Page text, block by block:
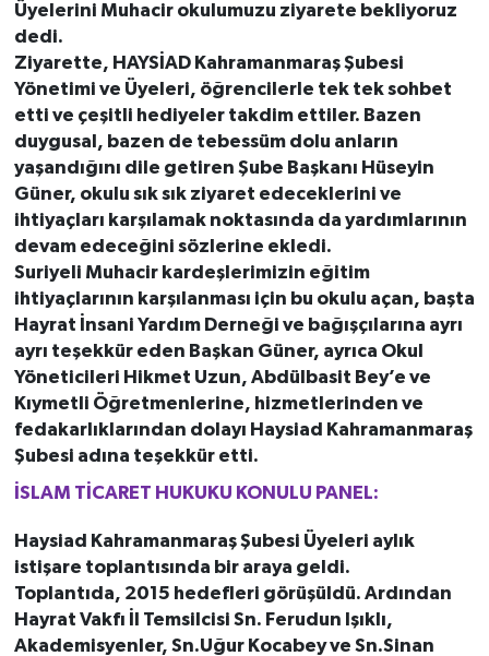
Üyelerini Muhacir okulumuzu ziyarete bekliyoruz
dedi.
Ziyarette, HAYSİAD Kahramanmaraş Şubesi
Yönetimi ve Üyeleri, öğrencilerle tek tek sohbet
etti ve çeşitli hediyeler takdim ettiler. Bazen
duygusal, bazen de tebessüm dolu anların
yaşandığını dile getiren Şube Başkanı Hüseyin
Güner, okulu sık sık ziyaret edeceklerini ve
ihtiyaçları karşılamak noktasında da yardımlarının
devam edeceğini sözlerine ekledi.
Suriyeli Muhacir kardeşlerimizin eğitim
ihtiyaçlarının karşılanması için bu okulu açan, başta
Hayrat İnsani Yardım Derneği ve bağışçılarına ayrı
ayrı teşekkür eden Başkan Güner, ayrıca Okul
Yöneticileri Hikmet Uzun, Abdülbasit Bey’e ve
Kıymetli Öğretmenlerine, hizmetlerinden ve
fedakarlıklarından dolayı Haysiad Kahramanmaraş
Şubesi adına teşekkür etti.
İSLAM TİCARET HUKUKU KONULU PANEL:
Haysiad Kahramanmaraş Şubesi Üyeleri aylık
istişare toplantısında bir araya geldi.
Toplantıda, 2015 hedefleri görüşüldü. Ardından
Hayrat Vakfı İl Temsilcisi Sn. Ferudun Işıklı,
Akademisyenler, Sn.Uğur Kocabey ve Sn.Sinan